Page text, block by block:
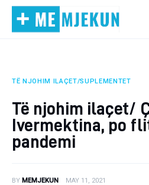
Home
Alergjite
Dermatologji
Embriologji
TË NJOHIM ILAÇET/SUPLEMENTET
Të njohim ilaçet/
Ivermektina, po
pandemi
BY MEMJEKUN MAY 11, 2021